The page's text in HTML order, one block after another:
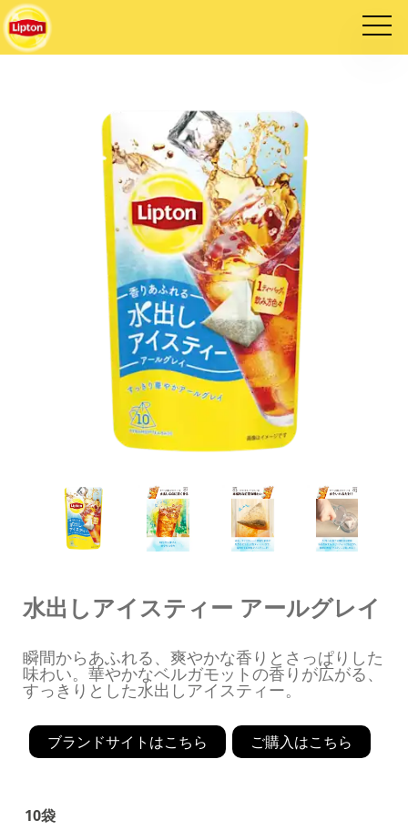
水出しアイスティー アールグレイ
瞬間からあふれる、爽やかな香りとさっぱりした
味わい。華やかなベルガモットの香りが広がる、
すっきりとした水出しアイスティー。
ブランドサイトはこちら ご購入はこちら
10袋